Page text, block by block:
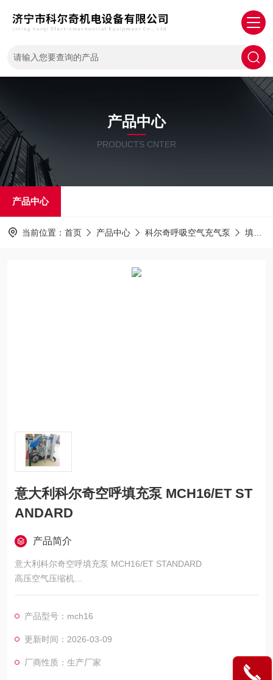
产品中心
PRODUCTS CNTER
产品中心
当前位置： 首页 产品中心 科尔奇呼吸空气充气泵 填充泵
意大利科尔奇空呼填充泵 MCH16/ET ST
ANDARD
产品简介
意大利科尔奇空呼填充泵 MCH16/ET STANDARD
高压空气压缩机
MCH16/ET STANDARD
意大利科尔奇空气填充泵MCH16系列中的三相电动机马达驱动款
产品配备一台意大利产三相电动机作
为驱动马达
产品型号：mch16
更新时间：2026-03-09
厂商性质：生产厂家